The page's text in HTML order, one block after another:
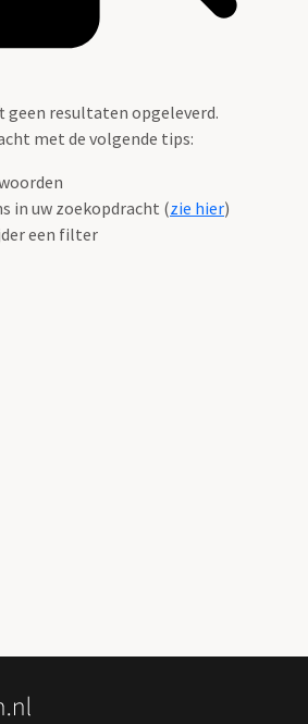
geen resultaten opgeleverd.
met de volgende tips:
in uw zoekopdracht (zie hier)
een filter